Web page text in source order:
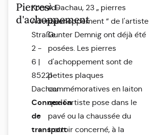
Pierres
d'achoppement
Konrad-
Adenauer-
Straße
2 -
6 |
85221
Dachau
Connexion
de
transport
À Dachau, 23 „ pierres
d'achoppement “ de l'artiste
Gunter Demnig ont déjà été
posées. Les pierres
d'achoppement sont de
petites plaques
commémoratives en laiton
que l'artiste pose dans le
pavé ou la chaussée du
trottoir concerné, à la